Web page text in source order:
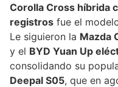
Corolla Cross híbrida
registros fue el
Le siguieron la Mazda
y el BYD Yuan Up
consolidando su
Deepal S05, que en